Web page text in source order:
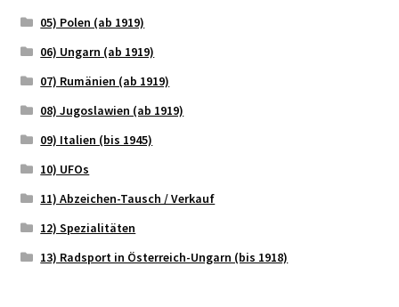
05) Polen (ab 1919)
06) Ungarn (ab 1919)
07) Rumänien (ab 1919)
08) Jugoslawien (ab 1919)
09) Italien (bis 1945)
10) UFOs
11) Abzeichen-Tausch / Verkauf
12) Spezialitäten
13) Radsport in Österreich-Ungarn (bis 1918)